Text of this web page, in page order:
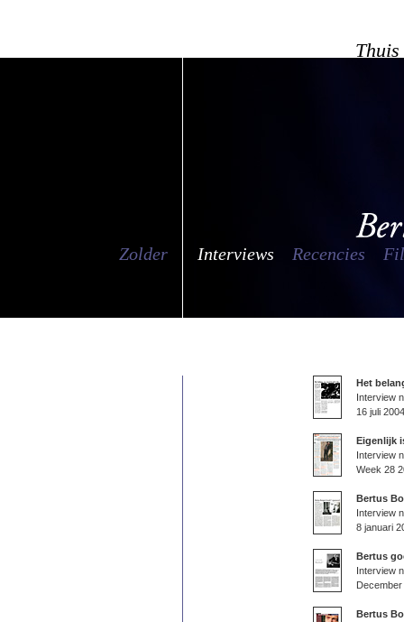
Het
Interview
16 juli 2004
Eigenlijk
Interview
Week 28
Bertus
Interview
8 januari
Bertus
Interview
December
Bertus
Thuis
Interviews Recencies
Zolder